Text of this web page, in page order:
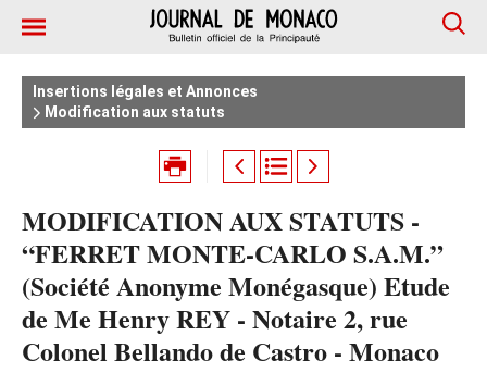
Insertions légales et Annonces
Modification aux statuts
MODIFICATION AUX STATUTS -
“FERRET MONTE-CARLO S.A.M.”
(Société Anonyme Monégasque) Etude
de Me Henry REY - Notaire 2, rue
Colonel Bellando de Castro - Monaco